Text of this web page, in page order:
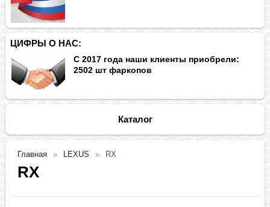
ЦИФРЫ О НАС:
С 2017 года наши клиенты приобрели:
2502 шт фаркопов
Каталог
Главная LEXUS RX
RX